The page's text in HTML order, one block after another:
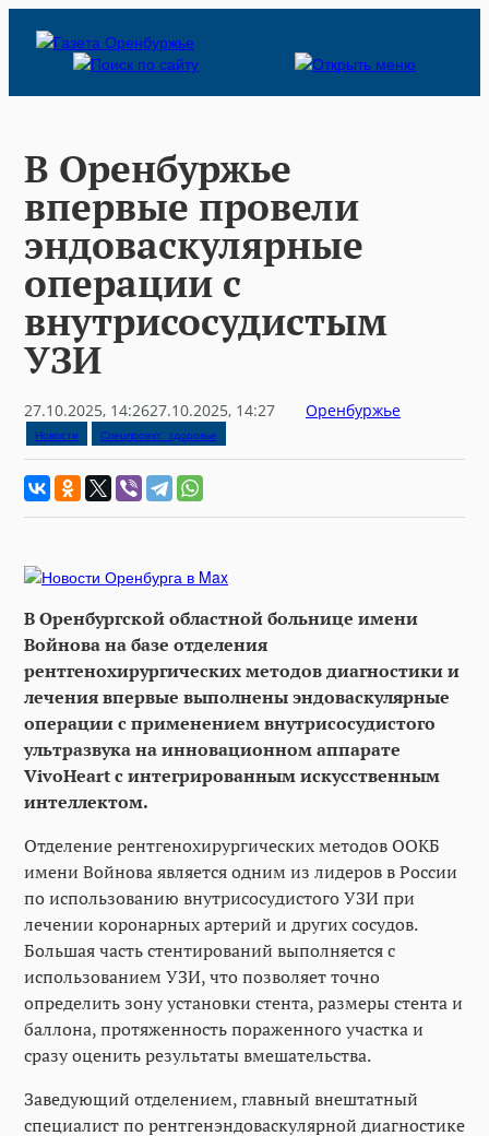
В Оренбуржье
впервые провели
эндоваскулярные
операции с
внутрисосудистым
УЗИ
27.10.2025, 14:2627.10.2025, 14:27 Оренбуржье
Новости Спецпроект: здоровье
В Оренбургской областной больнице имени
Войнова на базе отделения
рентгенохирургических методов диагностики и
лечения впервые выполнены эндоваскулярные
операции с применением внутрисосудистого
ультразвука на инновационном аппарате
VivoHeart с интегрированным искусственным
интеллектом.
Отделение рентгенохирургических методов ООКБ
имени Войнова является одним из лидеров в России
по использованию внутрисосудистого УЗИ при
лечении коронарных артерий и других сосудов.
Большая часть стентирований выполняется с
использованием УЗИ, что позволяет точно
определить зону установки стента, размеры стента и
баллона, протяженность пораженного участка и
сразу оценить результаты вмешательства.
Заведующий отделением, главный внештатный
специалист по рентгенэндоваскулярной диагностике